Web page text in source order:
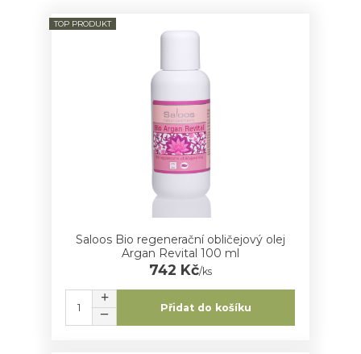
TOP PRODUKT
Saloos Bio regenerační obličejový olej
Argan Revital 100 ml
742 Kč/ks
Přidat do košíku